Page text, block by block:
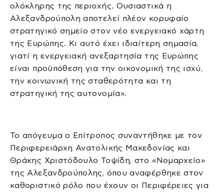
ολόκληρης της περιοχής. Ουσιαστικά η
Αλεξανδρούπολη αποτελεί πλέον κορυφαίο
στρατηγικό σημείο στον νέο ενεργειακό χάρτη
της Ευρώπης. Κι αυτό έχει ιδιαίτερη σημασία,
γιατί η ενεργειακή ανεξαρτησία της Ευρώπης
είναι προϋπόθεση για την οικονομική της ισχύ,
την κοινωνική της σταθερότητα και τη
στρατηγική της αυτονομία».
Το απόγευμα ο Επίτροπος συναντήθηκε με τον
Περιφερειάρχη Ανατολικής Μακεδονίας και
Θράκης Χριστόδουλο Τοψίδη, στο «Νομαρχείο»
της Αλεξανδρούπολης, όπου αναφέρθηκε στον
καθοριστικό ρόλο που έχουν οι Περιφέρειες για